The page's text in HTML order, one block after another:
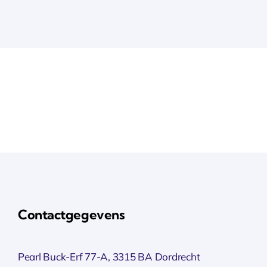
Contactgegevens
Pearl Buck-Erf 77-A, 3315 BA Dordrecht